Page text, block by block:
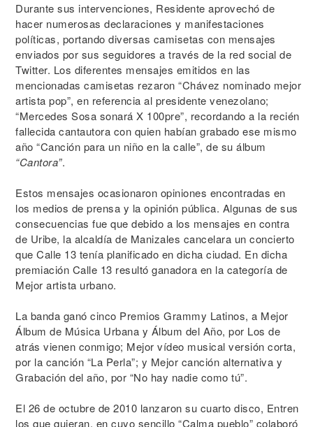
Durante sus intervenciones, Residente aprovechó de
hacer numerosas declaraciones y manifestaciones
políticas, portando diversas camisetas con mensajes
enviados por sus seguidores a través de la red social de
Twitter. Los diferentes mensajes emitidos en las
mencionadas camisetas rezaron “Chávez nominado mejor
artista pop”, en referencia al presidente venezolano;
“Mercedes Sosa sonará X 100pre”, recordando a la recién
fallecida cantautora con quien habían grabado ese mismo
año “Canción para un niño en la calle”, de su álbum
“Cantora”.
Estos mensajes ocasionaron opiniones encontradas en
los medios de prensa y la opinión pública. Algunas de sus
consecuencias fue que debido a los mensajes en contra
de Uribe, la alcaldía de Manizales cancelara un concierto
que Calle 13 tenía planificado en dicha ciudad. En dicha
premiación Calle 13 resultó ganadora en la categoría de
Mejor artista urbano.
La banda ganó cinco Premios Grammy Latinos, a Mejor
Álbum de Música Urbana y Álbum del Año, por Los de
atrás vienen conmigo; Mejor vídeo musical versión corta,
por la canción “La Perla”; y Mejor canción alternativa y
Grabación del año, por “No hay nadie como tú”.
El 26 de octubre de 2010 lanzaron su cuarto disco, Entren
los que quieran, en cuyo sencillo “Calma pueblo” colaboró